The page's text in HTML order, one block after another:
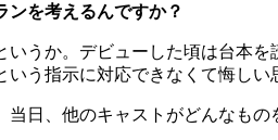
ンを考えるんですか？
うか。デビューした頃は台本
う指示に対応できなくて悔しい
日、他のキャストがどんなも